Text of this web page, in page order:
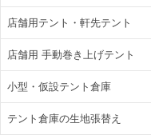
店舗用テント・軒先テント
店舗用 手動巻き上げテント
小型・仮設テント倉庫
テント倉庫の生地張替え